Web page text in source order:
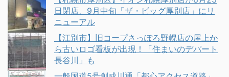
日閉店、9月中旬「ザ・ビッグ厚別店」にリ
ニューアル
【江別市】旧コープさっぽろ野幌店の屋上か
ら古いロゴ看板が出現！「住まいのデパート
長谷川」も